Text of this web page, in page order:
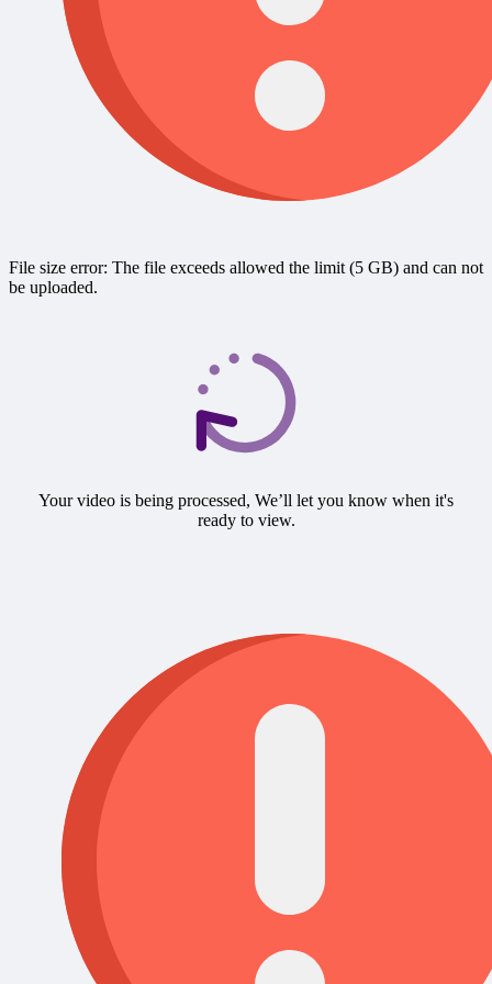
File size error: The file exceeds allowed the limit (5 GB) and can not
be uploaded.
Your video is being processed, We’ll let you know when it's
ready to view.